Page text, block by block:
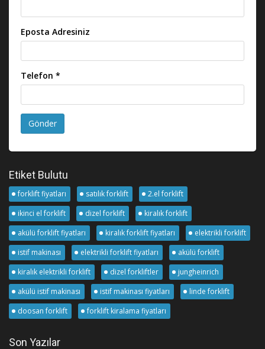
Eposta Adresiniz
Telefon *
Gönder
Etiket Bulutu
forklift fiyatları satılık forklift
2.el forklift
ikinci el forklift
dizel forklift
kiralık forklift
akülü forklift fiyatları
kiralık forklift fiyatları
elektrikli forklift
istif makinası
elektrikli forklift fiyatları
akülü forklift
kiralık elektrikli forklift
dizel forkliftler
jungheinrich
akülü istif makinası
istif makinası fiyatları
linde forklift
doosan forklift
forklift kiralama fiyatları
Son Yazılar